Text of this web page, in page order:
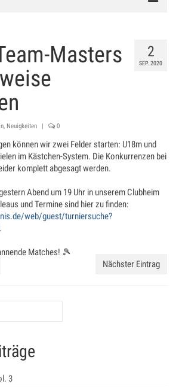
– in Bearbeitung
– in Bearbeitung
2
SEP. 2020
Masters
, Neuigkeiten | 0
können wir zwei Felder starten: U18m und
im Kästchen-System. Die Konkurrenzen bei
komplett abgesagt werden.
Abend um 19 Uhr in unserem Clubheim
und Termine sind hier zu finden:
web/guest/turniersuche?
.
Matches! 🎾
Nächster Eintrag
3